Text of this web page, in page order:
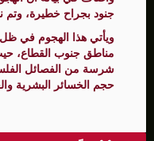
جنود بجراح خطيرة، وتم
ويأتي هذا الهجوم في ظل
مناطق جنوب القطاع،
شرسة من الفصائل
حجم الخسائر البشرية